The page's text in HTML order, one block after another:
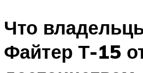
Что
Файтер Т-15